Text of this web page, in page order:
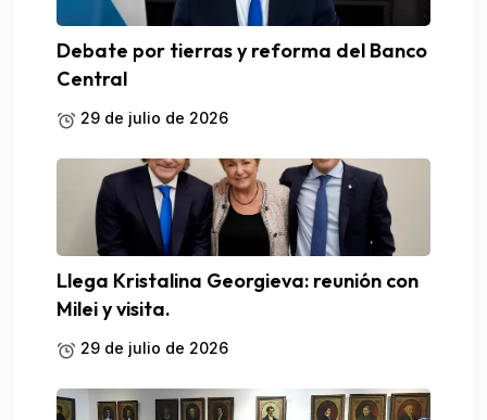
Debate por tierras y reforma del Banco
Central
29 de julio de 2026
Llega Kristalina Georgieva: reunión con
Milei y visita.
29 de julio de 2026